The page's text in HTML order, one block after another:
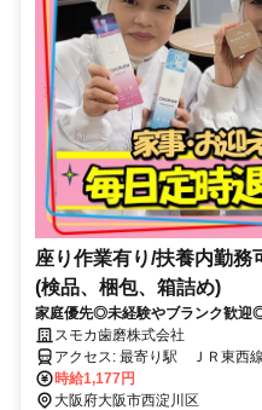
座り作業有り/扶養内勤務
(検品、梱包、箱詰め)
家庭優先◎未経験やブランク歓
～扶養内で働ける◎20代～40代活
スモカ歯磨株式会社
アクセス: 最寄り駅 ＪＲ
時給1,177円
大阪府大阪市西淀川区